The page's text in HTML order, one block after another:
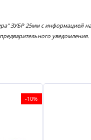
ЗУБР 25мм с информацией
уведомления.
-10%